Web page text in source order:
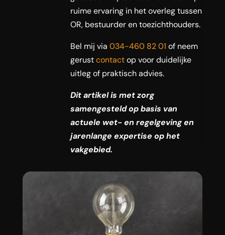
ruime ervaring in het overleg tussen
OR, bestuurder en toezichthouders.
Bel mij via 034-460 82 01 of neem
gerustcontactop voor duidelijke
uitleg of praktisch advies.
Dit artikel is met zorg
samengesteld op basis van
actuele wet- en regelgeving en
jarenlange expertise op het
vakgebied.